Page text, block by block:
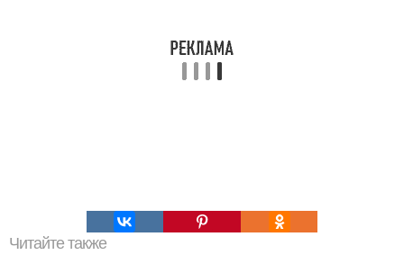
Читайте также